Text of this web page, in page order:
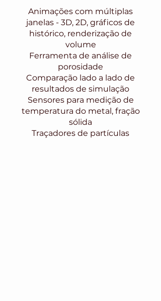
Animações com múltiplas
janelas - 3D, 2D, gráficos de
histórico, renderização de
volume
Ferramenta de análise de
porosidade
Comparação lado a lado de
resultados de simulação
Sensores para medição de
temperatura do metal, fração
sólida
Traçadores de partículas